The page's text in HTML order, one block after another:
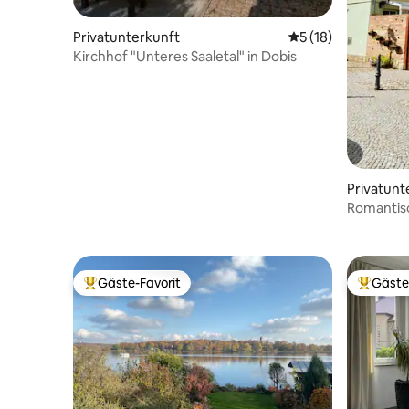
Privatunterkunft Durchschnittliche
5 (18)
Kirchhof "Unteres Saaletal" in Dobis
Beliebter Gäste-Favorit.
Gäste-Favorit